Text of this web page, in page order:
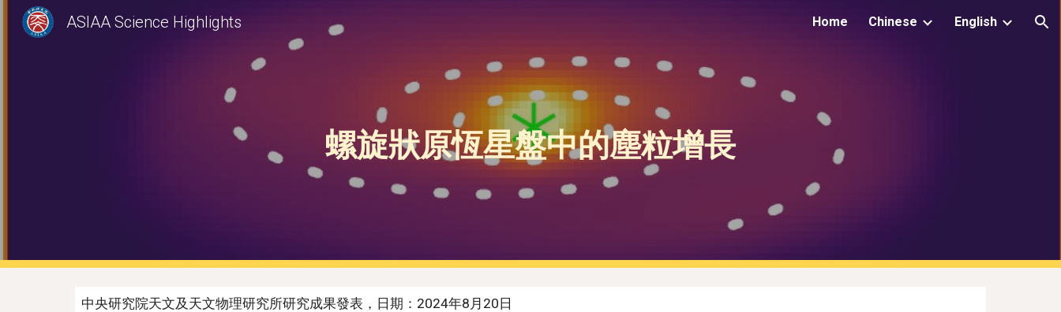
Skip to main content
ASIAA Science Highlights Home Chinese English
螺旋狀原恆星盤中的塵粒增長
中央研究院天文及天文物理研究所研究成果發表，日期：2024年8月20日